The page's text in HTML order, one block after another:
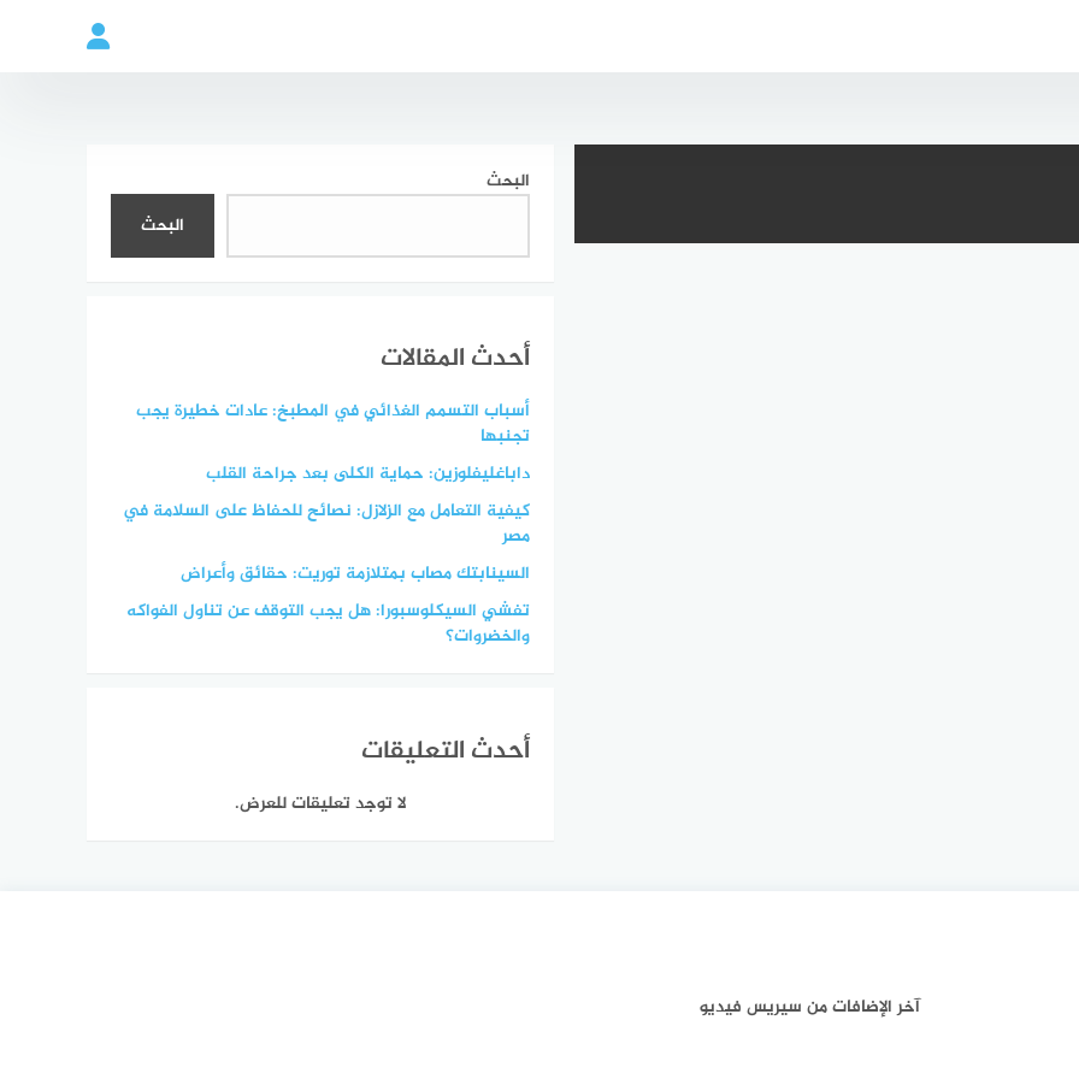
البحث
البحث
أحدث المقالات
أسباب التسمم الغذائي في المطبخ: عادات خطيرة يجب
تجنبها
داباغليفلوزين: حماية الكلى بعد جراحة القلب
كيفية التعامل مع الزلازل: نصائح للحفاظ على السلامة في
مصر
السينابتك مصاب بمتلازمة توريت: حقائق وأعراض
تفشي السيكلوسبورا: هل يجب التوقف عن تناول الفواكه
والخضروات؟
أحدث التعليقات
لا توجد تعليقات للعرض.
آخر الإضافات من سيريس فيديو